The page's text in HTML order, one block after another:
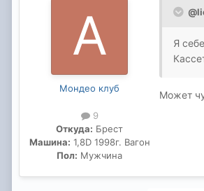
Мондео клуб
9
Откуда: Брест
Машина: 1,8D 1998г. Вагон
Пол: Мужчина
Я
Может